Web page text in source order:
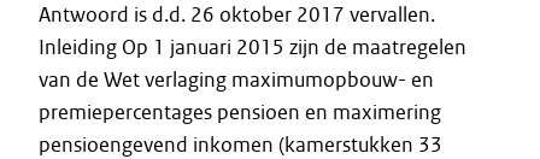
Antwoord is d.d. 26 oktober 2017 vervallen.
Inleiding Op 1 januari 2015 zijn de maatregelen
van de Wet verlaging maximumopbouw- en
premiepercentages pensioen en maximering
pensioengevend inkomen (kamerstukken 33